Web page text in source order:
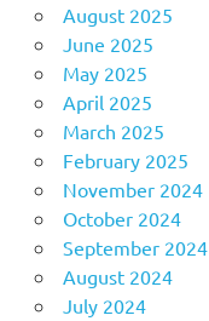
August 2025
June 2025
May 2025
April 2025
March 2025
February 2025
November 2024
October 2024
September 2024
August 2024
July 2024